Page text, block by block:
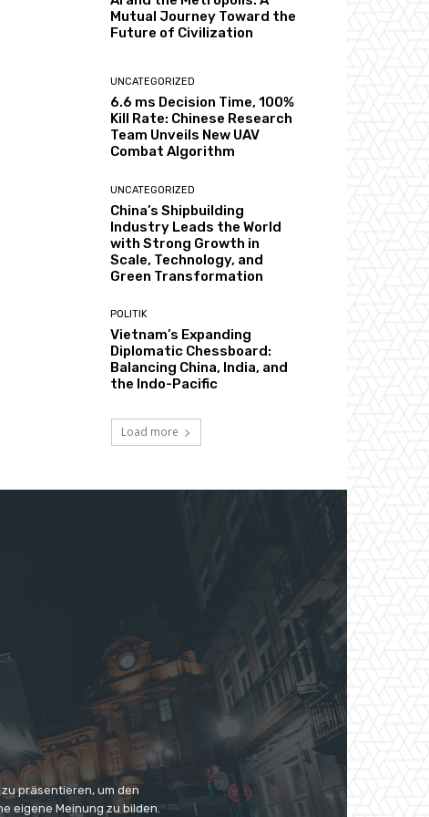
Mutual Journey Toward the
Future of Civilization
UNCATEGORIZED
6.6 ms Decision Time, 100%
Kill Rate: Chinese Research
Team Unveils New UAV
Combat Algorithm
UNCATEGORIZED
China’s Shipbuilding
Industry Leads the World
with Strong Growth in
Scale, Technology, and
Green Transformation
POLITIK
Vietnam’s Expanding
Diplomatic Chessboard:
Balancing China, India, and
the Indo-Pacific
Load more
präsentieren, um den
eigene Meinung zu bilden.